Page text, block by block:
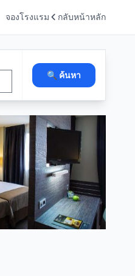
จองโรงแรม กลับหน้าหลัก
🔍 ค้นหา